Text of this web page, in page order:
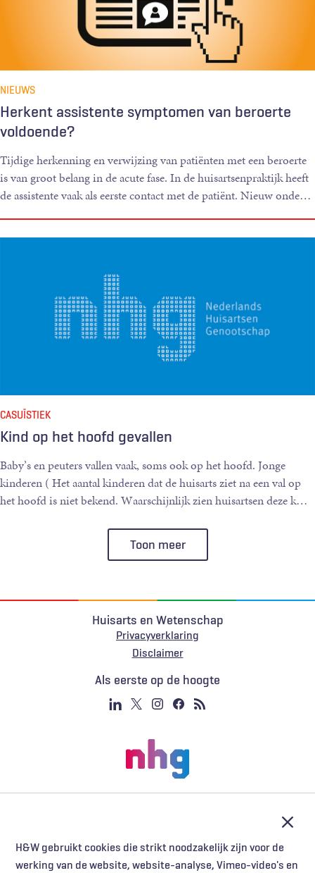
H&W gebruikt cookies die strikt noodzakelijk zijn voor de
werking van de website, website-analyse, Vimeo-video's en
Herkent assistente symptomen van beroerte
voldoende?
NIEUWS
Tijdige herkenning en verwijzing van patiënten met een beroerte
is van groot belang in de acute fase. In de huisartsenpraktijk heeft
de assistente vaak als eerste contact met de ­pa­tiënt. Nieuw onde…
Kind op het hoofd gevallen
CASUÏSTIEK
Baby’s en peuters vallen vaak, soms ook op het hoofd. Jonge
kinderen ( Het aantal kinderen dat de huisarts ziet na een val op
het hoofd is niet bekend. Waarschijnlijk zien huisartsen deze k…
Toon meer
Huisarts en Wetenschap
Privacyverklaring
Voet
Disclaimer
Als eerste op de hoogte